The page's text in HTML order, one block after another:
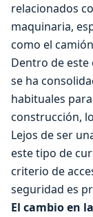
relacionados
maquinaria,
como el
Dentro de este
se ha
habituales
construcción,
Lejos de ser
este tipo de
criterio de
seguridad es
El cambio en